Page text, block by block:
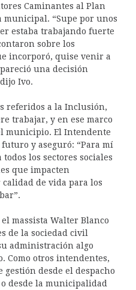
Caminantes al Plan
“Supe por unos
estaba trabajando fuerte
sobre los
incorporó, quise venir a
una decisión
Ivo.
referidos a la Inclusión,
trabajar, y en ese marco
municipio. El Intendente
y aseguró: “Para mí
los sectores sociales
que impacten
de vida para los
massista Walter Blanco
de la sociedad civil
administración algo
Como otros intendentes,
gestión desde el despacho
desde la municipalidad